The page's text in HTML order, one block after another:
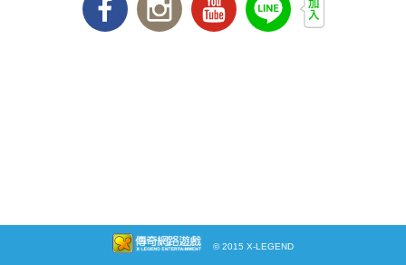
傳奇網路遊戲
© 2015 X-LEGEND